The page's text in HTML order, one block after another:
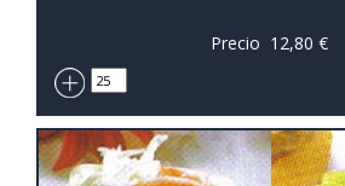
Precio 12,80 €